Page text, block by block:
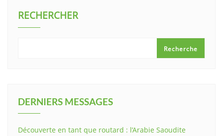
RECHERCHER
Recherche
DERNIERS MESSAGES
Découverte en tant que routard : l’Arabie Saoudite